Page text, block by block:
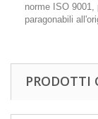
norme ISO
paragonabili
PRODOTTI